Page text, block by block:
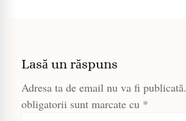
Lasă un răspuns
Adresa ta de email nu va fi publicată.
obligatorii sunt marcate cu *